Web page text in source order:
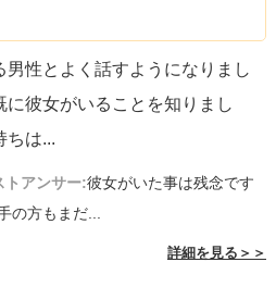
男性とよく話すようになりまし
に彼女がいることを知りまし
ちは...
トアンサー:彼女がいた事は残念です
の方もまだ...
詳細を見る＞＞